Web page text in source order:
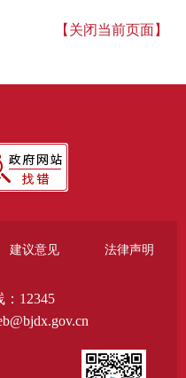
【关闭当前页面】
建议意见 法律声明
12345